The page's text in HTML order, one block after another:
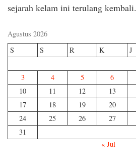
sejarah kelam ini terulang kembali.
Agustus 2026
S
S R K J
3
4 5 6
10
11 12 13
17
18 19 20
24
25 26 27
31
« Jul